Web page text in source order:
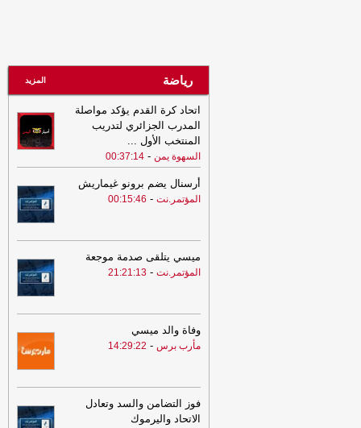
رياضة المزيد
اتحاد كرة القدم يؤكد مواصلة
المدرب الجزائري لتدريب
المنتخب الأول ...
السهوة يمن -
00:37:14
أرسنال يضم برونو غيماريش
المؤتمر.نت -
00:15:46
ميسي يتلقى صدمة موجعة
المؤتمر.نت -
21:21:13
وفاة والد ميسي
مأرب برس -
14:29:22
فوز التضامن والسد وتعادل
الاتحاد واليرموك